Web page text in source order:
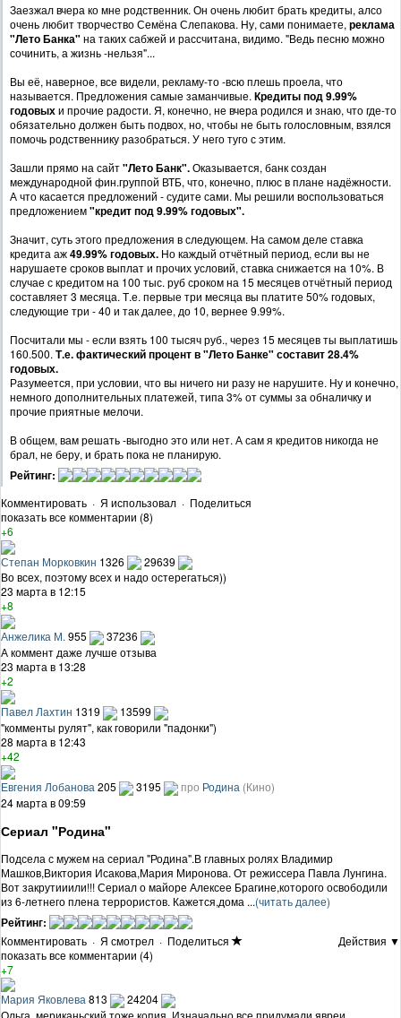
Заезжал вчера ко мне родственник. Он очень любит брать кредиты, алсо
очень любит творчество Семёна Слепакова. Ну, сами понимаете, реклама
"Лето Банка" на таких сабжей и рассчитана, видимо. "Ведь песню можно
сочинить, а жизнь -нельзя"...
Вы её, наверное, все видели, рекламу-то -всю плешь проела, что
называется. Предложения самые заманчивые. Кредиты под 9.99%
годовыхи прочие радости. Я, конечно, не вчера родился и знаю, что где-то
обязательно должен быть подвох, но, чтобы не быть голословным, взялся
помочь родственнику разобраться. У него туго с этим.
Зашли прямо на сайт"Лето Банк".Оказывается, банк создан
международной фин.группой ВТБ, что, конечно, плюс в плане надёжности.
А что касается предложений - судите сами. Мы решили воспользоваться
предложением"кредит под 9.99% годовых".
Значит, суть этого предложения в следующем. На самом деле ставка
кредита аж49.99% годовых. Но каждый отчётный период, если вы не
нарушаете сроков выплат и прочих условий, ставка снижается на 10%. В
случае с кредитом на 100 тыс. руб сроком на 15 месяцев отчётный период
составляет 3 месяца. Т.е. первые три месяца вы платите 50% годовых,
следующие три - 40 и так далее, до 10, вернее 9.99%.
Посчитали мы - если взять 100 тысяч руб., через 15 месяцев ты выплатишь
160.500. Т.е. фактический процент в "Лето Банке" составит 28.4%
годовых.
Разумеется, при условии, что вы ничего ни разу не нарушите. Ну и конечно,
немного дополнительных платежей, типа 3% от суммы за обналичку и
прочие приятные мелочи.
В общем, вам решать -выгодно это или нет. А сам я кредитов никогда не
брал, не беру, и брать пока не планирую.
Рейтинг:
Комментировать · Я использовал · Поделиться
показать все комментарии (8)
+6
Степан Морковкин 1326
29639
Во всех, поэтому всех и надо остерегаться))
23 марта в 12:15
+8
Анжелика М. 955
37236
А коммент даже лучше отзыва
23 марта в 13:28
+2
Павел Лахтин 1319
13599
"комменты рулят", как говорили "падонки")
28 марта в 12:43
+42
Евгения Лобанова 205 3195 про Родина (Кино)
24 марта в 09:59
Сериал "Родина"
Подсела с мужем на сериал "Родина".В главных ролях Владимир
Машков,Виктория Исакова,Мария Миронова. От режиссера Павла Лунгина.
Вот закрутииили!!! Сериал о майоре Алексее Брагине,которого освободили
из 6-летнего плена террористов. Кажется,дома ...(читать далее)
Рейтинг:
Комментировать · Я смотрел · Поделиться
Действия ▼
показать все комментарии (4)
+7
Мария Яковлева 813
24204